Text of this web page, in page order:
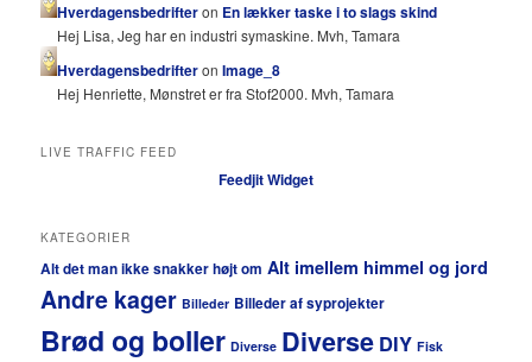
Hverdagensbedrifteron En lækker taske i to slags skind
Hej Lisa, Jeg har en industri symaskine. Mvh, Tamara
HverdagensbedrifteronImage_8
Hej Henriette, Mønstret er fra Stof2000. Mvh, Tamara
LIVE TRAFFIC FEED
Feedjit Widget
KATEGORIER
Alt det man ikke snakker højt om Alt imellem himmel og jord
Andre kager Billeder Billeder af syprojekter
Brød og boller Diverse Diverse DIY Fisk